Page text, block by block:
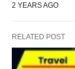
2 YEARS AGO
RELATED POST